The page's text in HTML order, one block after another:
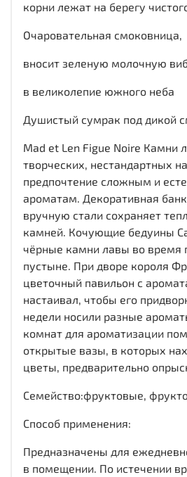
корни лежат на берегу
Очаровательная смоковница,
вносит зеленую молочную
в великолепие южного неба
Душистый сумрак под дикой
Mad et Len Figue Noire Камни
творческих, нестандартных
предпочтение сложным и
ароматам. Декоративная
вручную стали сохраняет
камней. Кочующие бедуины
чёрные камни лавы во время
пустыне. При дворе короля
цветочный павильон с
настаивал, чтобы его
недели носили разные
комнат для ароматизации
открытые вазы, в которых
цветы, предварительно
Семейство:фруктовые,
Способ применения:
Предназначены для
в помещении. По истечении